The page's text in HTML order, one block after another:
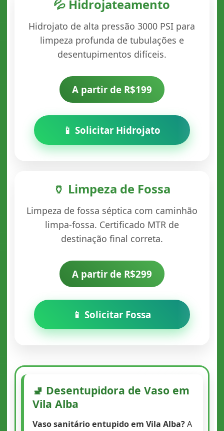
💦 Hidrojateamento
Hidrojato de alta pressão 3000 PSI para
limpeza profunda de tubulações e
desentupimentos difíceis.
A partir de R$199
📱 Solicitar Hidrojato
🏺 Limpeza de Fossa
Limpeza de fossa séptica com caminhão
limpa-fossa. Certificado MTR de
destinação final correta.
A partir de R$299
📱 Solicitar Fossa
🚽 Desentupidora de Vaso em
Vila Alba
Vaso sanitário entupido em Vila Alba?A